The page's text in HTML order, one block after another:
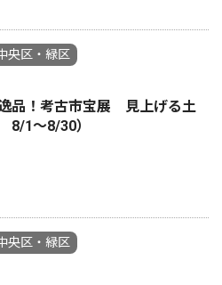
央区・緑区
品！考古市宝展 見上げる土
1〜8/30）
央区・緑区